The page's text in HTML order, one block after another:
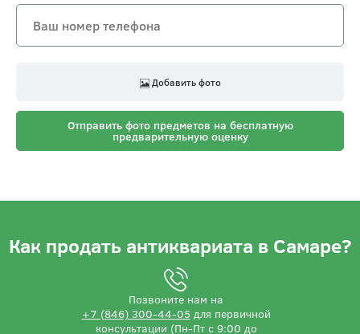
Добавить фото
Отправить фото предметов на бесплатную
предварительную оценку
Как продать антиквариата в Самаре?
Позвоните нам на
+7 (846) 300-44-05 для первичной
консультации (Пн-Пт с 9:00 до